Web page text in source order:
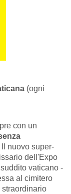
(ogni
con un
nuovo super-
dell'Expo
vaticano -
al cimitero